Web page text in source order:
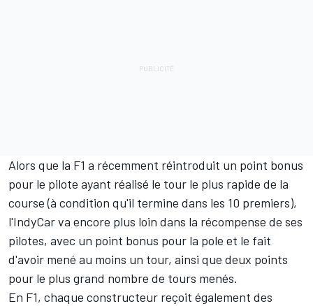
Alors que la F1 a récemment réintroduit un point bonus
pour le pilote ayant réalisé le tour le plus rapide de la
course (à condition qu'il termine dans les 10 premiers),
l'IndyCar va encore plus loin dans la récompense de ses
pilotes, avec un point bonus pour la pole et le fait
d'avoir mené au moins un tour, ainsi que deux points
pour le plus grand nombre de tours menés.
En F1, chaque constructeur reçoit également des